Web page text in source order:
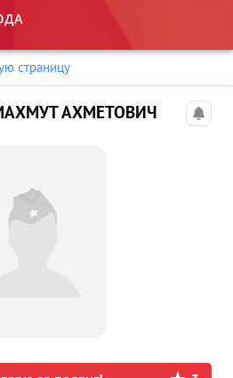
страницу
АХМЕТОВИЧ